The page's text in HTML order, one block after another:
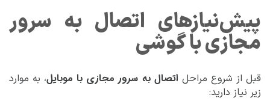
پیش‌نیازهای اتصال به سرور
مجازی با گوشی
قبل از شروع مراحل اتصال به سرور مجازی با موبایل، به موارد
زیر نیاز دارید: